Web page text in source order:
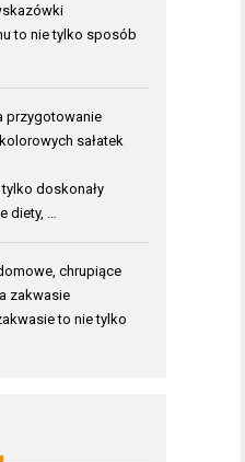
to nie tylko sposób
przygotowanie
sałatek
doskonały
diety, …
chrupiące
zakwasie
to nie tylko